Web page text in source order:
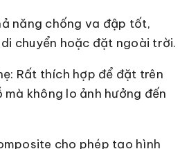
năng chống va đập tốt,
chuyển hoặc đặt ngoài trời.
Rất thích hợp để đặt trên
không lo ảnh hưởng đến
cho phép tạo hình